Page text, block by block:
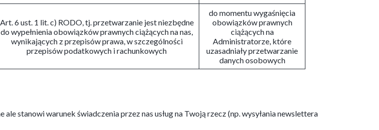
Art. 6 ust. 1 lit. c) RODO, tj. przetwarzanie jest niezbędne
do wypełnienia obowiązków prawnych ciążących na nas,
wynikających z przepisów prawa, w szczególności
przepisów podatkowych i rachunkowych
do momentu wygaśnięcia
obowiązków prawnych
ciążących na
Administratorze, które
uzasadniały przetwarzanie
danych osobowych
stanowi warunek świadczenia przez nas usług na Twoją rzecz (np. wysyłania newslettera